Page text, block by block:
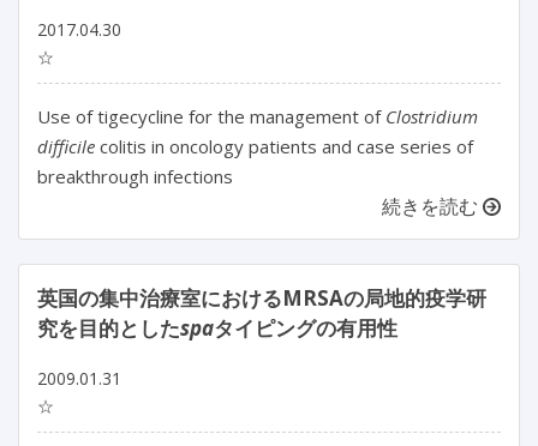
2017.04.30
☆
Use of tigecycline for the management of Clostridium
difficile colitis in oncology patients and case series of
breakthrough infections
続きを読む
英国の集中治療室におけるMRSAの局地的疫学研
究を目的としたspaタイピングの有用性
2009.01.31
☆